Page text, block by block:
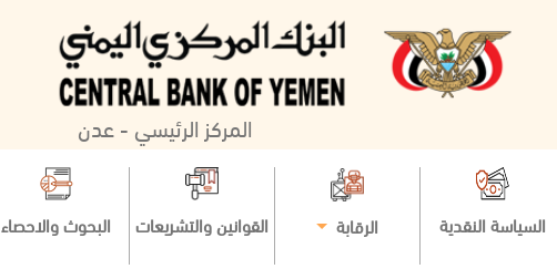
المركز الرئيسي - عدن
السياسة النقدية الرقابة القوانين والتشريعات البحوث والاحصاء